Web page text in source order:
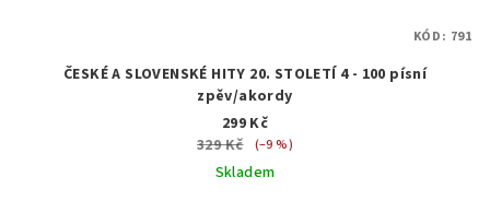
ČESKÉ A SLOVENSKÉ HITY 20. STOLETÍ 4 - 100 písní
zpěv/akordy
299 Kč
329 Kč
(–9 %)
Skladem
KÓD: 791